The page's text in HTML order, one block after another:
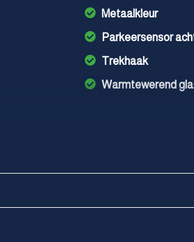
Metaalkleur
Parkeersensor
Trekhaak
Warmtewerend